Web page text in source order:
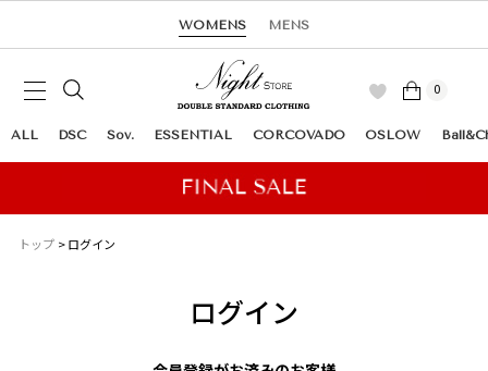
WOMENS MENS
0
ALL DSC Sov. ESSENTIAL CORCOVADO OSLOW
トップ ログイン
ログイン